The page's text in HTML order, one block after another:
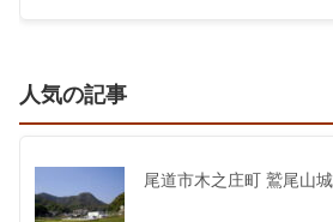
人気の記事
尾道市木之庄町 鷲尾山